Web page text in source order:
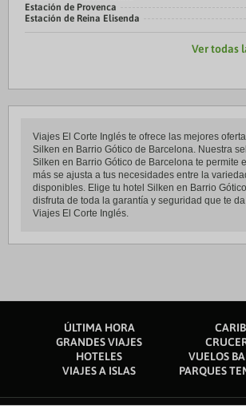
Estación de Provenca
Estación de Reina Elisenda
Ver todas
Viajes El Corte Inglés te ofrece las mejores
Silken en Barrio Gótico de Barcelona. Nuestra
Silken en Barrio Gótico de Barcelona te permite
más se ajusta a tus necesidades entre la
disponibles. Elige tu hotel Silken en Barrio
disfruta de toda la garantía y seguridad que te
Viajes El Corte Inglés.
ÚLTIMA HORA
GRANDES VIAJES
HOTELES
VUELOS
VIAJES A ISLAS
PARQUES